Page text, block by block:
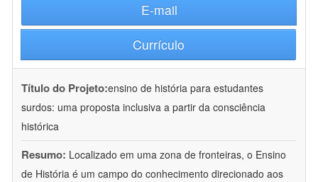
E-mail
Currículo
Título do Projeto:ensino de história para estudantes
surdos: uma proposta inclusiva a partir da consciência
histórica
Resumo: Localizado em uma zona de fronteiras, o Ensino
de História é um campo do conhecimento direcionado aos